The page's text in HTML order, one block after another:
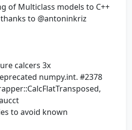
of Multiclass models to C++
to @antoninkriz
calcers 3x
numpy.int. #2378
to avoid known